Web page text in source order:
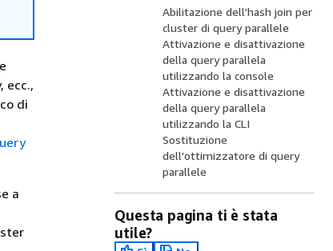
ecc.,
di
a
Abilitazione dell'hash join per
cluster di query parallele
Attivazione e disattivazione
della query parallela
utilizzando la console
Attivazione e disattivazione
della query parallela
utilizzando la CLI
Sostituzione
dell'ottimizzatore di query
parallele
Questa pagina ti è stata
utile?